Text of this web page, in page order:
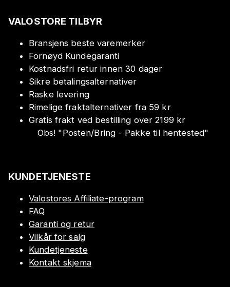
VALOSTORE TILBYR
Bransjens beste varemerker
Fornøyd Kundegaranti
Kostnadsfri retur innen 30 dager
Sikre betalingsalternativer
Raske levering
Rimelige fraktalternativer fra 59 kr
Gratis frakt ved bestilling over 2199 kr
Obs! "Posten/Bring - Pakke til hentested"
KUNDETJENESTE
Valostores Affiliate-program
FAQ
Garanti og retur
Vilkår for salg
Kundetjeneste
Kontakt skjema